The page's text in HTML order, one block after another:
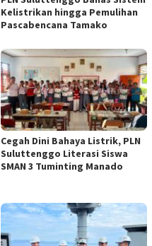
Kelistrikan hingga Pemulihan
Pascabencana Tamako
Cegah Dini Bahaya Listrik, PLN
Suluttenggo Literasi Siswa
SMAN 3 Tuminting Manado